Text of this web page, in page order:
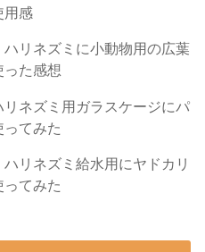
用感
ハリネズミに小動物用の広葉
った感想
リネズミ用ガラスケージにパ
ってみた
ハリネズミ給水用にヤドカリ
ってみた